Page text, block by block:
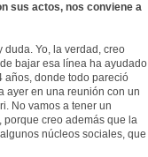
sus actos, nos conviene a
Yo, la verdad, creo
bajar esa línea ha ayudado
años, donde todo pareció
ayer en una reunión con un
No vamos a tener un
porque creo además que la
núcleos sociales, que